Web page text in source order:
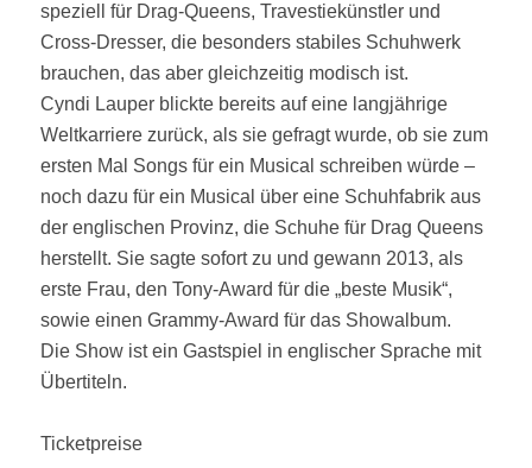
speziell für Drag-Queens, Travestiekünstler und
Cross-Dresser, die besonders stabiles Schuhwerk
brauchen, das aber gleichzeitig modisch ist.
Cyndi Lauper blickte bereits auf eine langjährige
Weltkarriere zurück, als sie gefragt wurde, ob sie zum
ersten Mal Songs für ein Musical schreiben würde –
noch dazu für ein Musical über eine Schuhfabrik aus
der englischen Provinz, die Schuhe für Drag Queens
herstellt. Sie sagte sofort zu und gewann 2013, als
erste Frau, den Tony-Award für die „beste Musik“,
sowie einen Grammy-Award für das Showalbum.
Die Show ist ein Gastspiel in englischer Sprache mit
Übertiteln.
Ticketpreise